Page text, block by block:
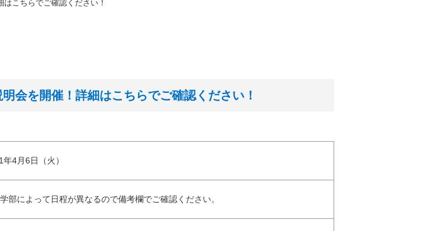
こちらでご確認ください！
会を開催！詳細はこちらでご確認ください！
4月6日（火）
によって日程が異なるので備考欄でご確認ください。